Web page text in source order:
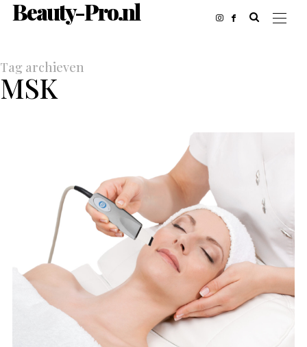
Beauty-Pro.nl
Tag archieven
MSK